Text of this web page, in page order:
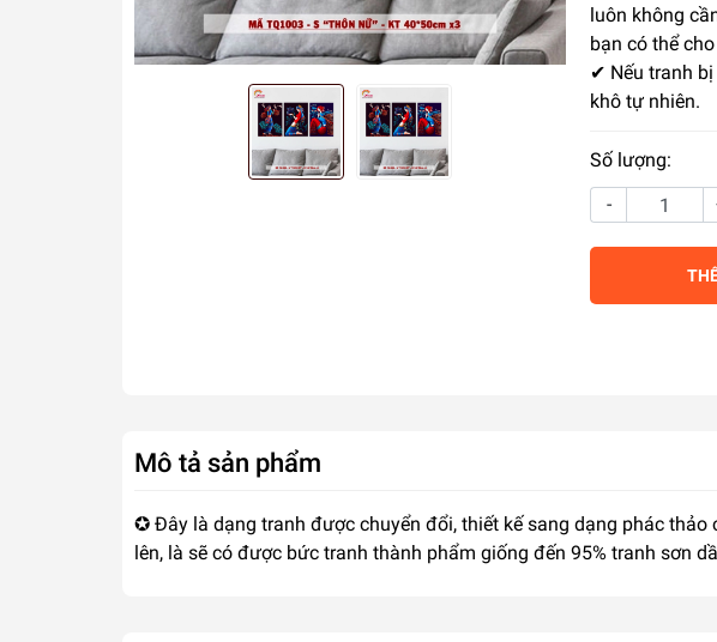
luôn không
bạn có thể
✔ Nếu tranh
khô tự nhiên.
Số lượng:
-
Mô tả sản phẩm
✪ Đây là dạng tranh được chuyển đổi, thiết kế sang dạng phác
lên, là sẽ có được bức tranh thành phẩm giống đến 95% tranh sơn